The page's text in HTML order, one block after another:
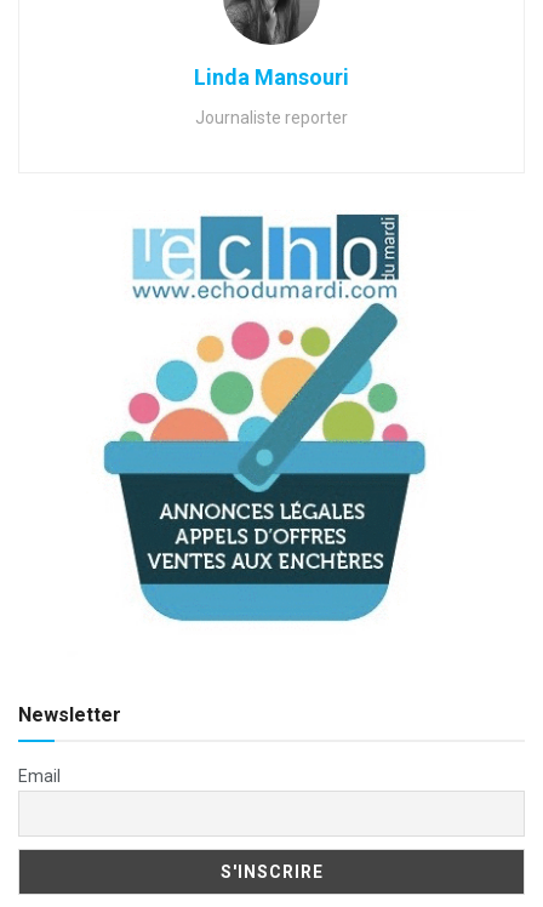
Linda Mansouri
Journaliste reporter
Newsletter
Email